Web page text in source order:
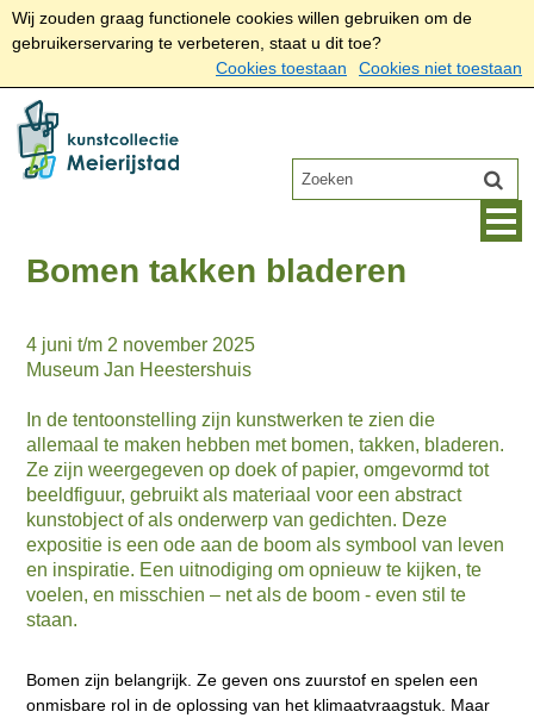
Wij zouden graag functionele cookies willen gebruiken om de
gebruikerservaring te verbeteren, staat u dit toe?
Cookies toestaan
Cookies niet toestaan
Bomen takken bladeren
4 juni t/m 2 november 2025
Museum Jan Heestershuis
In de tentoonstelling zijn kunstwerken te zien die
allemaal te maken hebben met bomen, takken, bladeren.
Ze zijn weergegeven op doek of papier, omgevormd tot
beeldfiguur, gebruikt als materiaal voor een abstract
kunstobject of als onderwerp van gedichten. Deze
expositie is een ode aan de boom als symbool van leven
en inspiratie. Een uitnodiging om opnieuw te kijken, te
voelen, en misschien – net als de boom - even stil te
staan.
Bomen zijn belangrijk. Ze geven ons zuurstof en spelen een
onmisbare rol in de oplossing van het klimaatvraagstuk. Maar